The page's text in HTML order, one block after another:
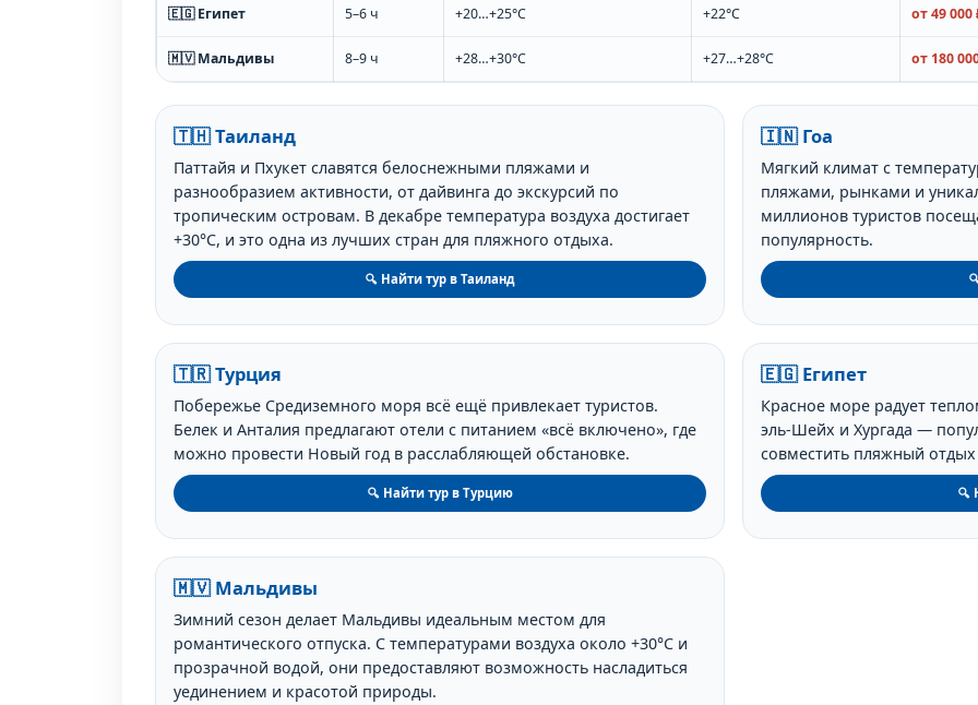
🇪🇬 Египет 5–6 ч +20…+25°C +22°C от 49 000
🇲🇻 Мальдивы 8–9 ч +28…+30°C +27…+28°C от 180
🇹🇭 Таиланд
Паттайя и Пхукет славятся белоснежными пляжами и
разнообразием активности, от дайвинга до экскурсий по
тропическим островам. В декабре температура воздуха достигает
+30°C, и это одна из лучших стран для пляжного отдыха.
🔍 Найти тур в Таиланд
🇮🇳 Гоа
Мягкий климат с
пляжами, рынками и
миллионов туристов
популярность.
🇹🇷 Турция
Побережье Средиземного моря всё ещё привлекает туристов.
Белек и Анталия предлагают отели с питанием «всё включено», где
можно провести Новый год в расслабляющей обстановке.
🔍 Найти тур в Турцию
🇪🇬 Египет
Красное море радует
эль-Шейх и Хургада —
совместить пляжный
🔍
🇲🇻 Мальдивы
Зимний сезон делает Мальдивы идеальным местом для
романтического отпуска. С температурами воздуха около +30°C и
прозрачной водой, они предоставляют возможность насладиться
уединением и красотой природы.